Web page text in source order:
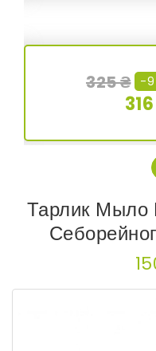
325 ₴ -9
Тарлик Мыло